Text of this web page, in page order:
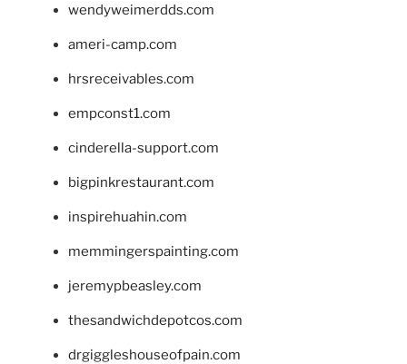
wendyweimerdds.com
ameri-camp.com
hrsreceivables.com
empconst1.com
cinderella-support.com
bigpinkrestaurant.com
inspirehuahin.com
memmingerspainting.com
jeremypbeasley.com
thesandwichdepotcos.com
drgiggleshouseofpain.com